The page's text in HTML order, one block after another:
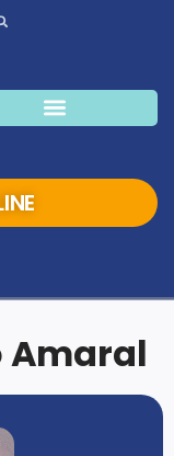
Amaral